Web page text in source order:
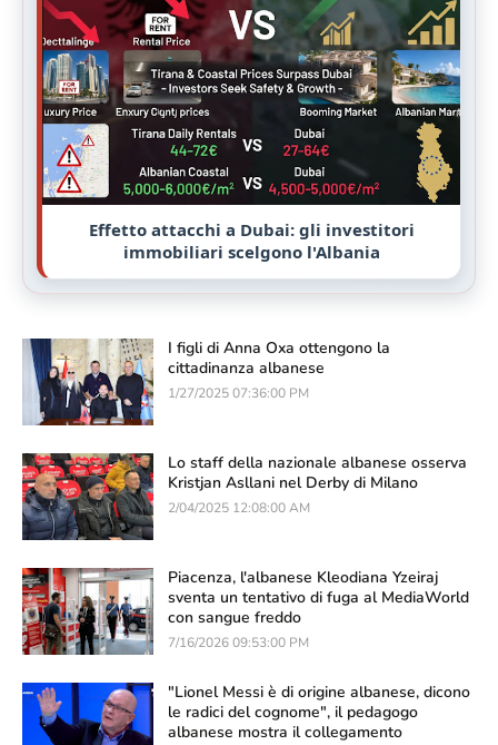
Effetto attacchi a Dubai: gli investitori
immobiliari scelgono l'Albania
I figli di Anna Oxa ottengono la
cittadinanza albanese
1/27/2025 07:36:00 PM
Lo staff della nazionale albanese osserva
Kristjan Asllani nel Derby di Milano
2/04/2025 12:08:00 AM
Piacenza, l'albanese Kleodiana Yzeiraj
sventa un tentativo di fuga al MediaWorld
con sangue freddo
7/16/2026 09:53:00 PM
"Lionel Messi è di origine albanese, dicono
le radici del cognome", il pedagogo
albanese mostra il collegamento